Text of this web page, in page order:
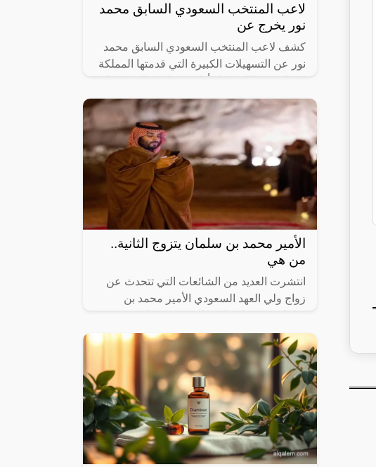
لاعب المنتخب السعودي السابق محمد
نور يخرج عن
كشف لاعب المنتخب السعودي السابق محمد
نور عن التسهيلات الكبيرة التي قدمتها المملكة
العام، موجهاً رسالة شكر للملك
الأمير محمد بن سلمان يتزوج الثانية..
من هي
انتشرت العديد من الشائعات التي تتحدث عن
زواج ولي العهد السعودي الأمير محمد بن
الشخصية. ويزعم البعض بأن “باربي الصغيرة”
هي